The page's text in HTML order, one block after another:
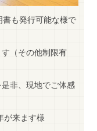
も発行可能な様で
（その他制限有
非、現地でご体感
が来ます様